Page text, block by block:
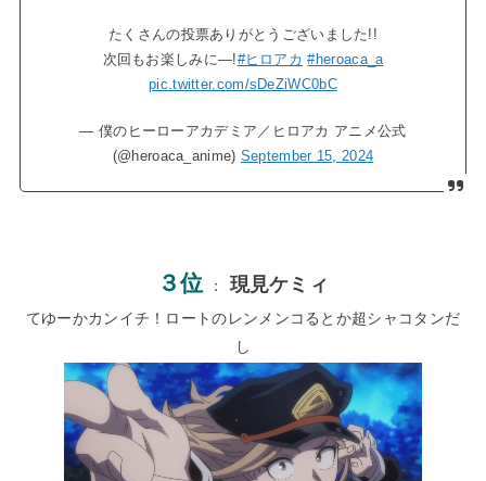
たくさんの投票ありがとうございました!!
次回もお楽しみに―!#ヒロアカ #heroaca_a
pic.twitter.com/sDeZiWC0bC
— 僕のヒーローアカデミア／ヒロアカ アニメ公式
(@heroaca_anime) September 15, 2024
３位 ： 現見ケミィ
てゆーかカンイチ！ロートのレンメンコるとか超シャコタンだ
し